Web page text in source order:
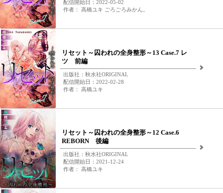
配信開始日：2022-05-02
作者： 高橋ユキ ごろごろみかん。
リセット～囚われの全身整形～13 Case.7 レ
ツ 前編
出版社：秋水社ORIGINAL
配信開始日：2022-02-28
作者： 高橋ユキ
リセット～囚われの全身整形～12 Case.6
REBORN 後編
出版社：秋水社ORIGINAL
配信開始日：2021-12-24
作者： 高橋ユキ